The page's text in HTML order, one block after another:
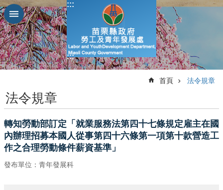
跳到主要內容區塊
進
階
搜
尋
業
務
簡
介
便
民
:::
:::
首頁 法令規章
法令規章
轉知勞動部訂定「就業服務法第四十七條規定雇主在國
內辦理招募本國人從事第四十六條第一項第十款營造工
作之合理勞動條件薪資基準」
發布單位：青年發展科